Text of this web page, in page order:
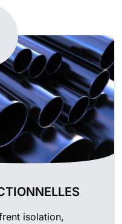
isolation,